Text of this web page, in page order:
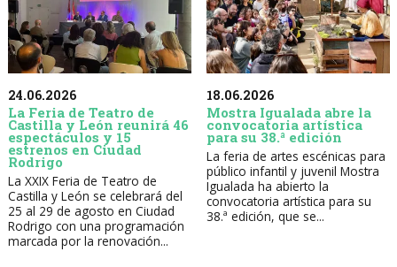
24.06.2026
La Feria de Teatro de
Castilla y León reunirá 46
espectáculos y 15
estrenos en Ciudad
Rodrigo
La XXIX Feria de Teatro de
Castilla y León se celebrará del
25 al 29 de agosto en Ciudad
Rodrigo con una programación
marcada por la renovación...
18.06.2026
Mostra Igualada abre la
convocatoria artística
para su 38.ª edición
La feria de artes escénicas para
público infantil y juvenil Mostra
Igualada ha abierto la
convocatoria artística para su
38.ª edición, que se...